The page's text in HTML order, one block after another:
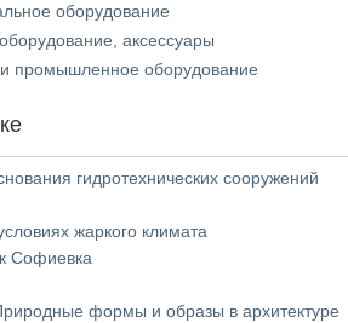
оборудование
аксессуары
промышленное оборудование
гидротехнических сооружений
жаркого климата
Софиевка
формы и образы в архитектуре